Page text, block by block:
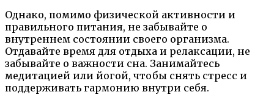
Однако, помимо физической активности и
правильного питания, не забывайте о
внутреннем состоянии своего организма.
Отдавайте время для отдыха и релаксации, не
забывайте о важности сна. Занимайтесь
медитацией или йогой, чтобы снять стресс и
поддерживать гармонию внутри себя.